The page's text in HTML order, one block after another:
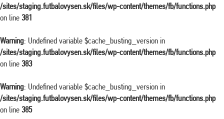
/sites/staging.futbalovysen.sk/files/wp-content/themes/fb/functions.php
on line 381
Warning: Undefined variable $cache_busting_version in
/sites/staging.futbalovysen.sk/files/wp-content/themes/fb/functions.php
on line 383
Warning: Undefined variable $cache_busting_version in
/sites/staging.futbalovysen.sk/files/wp-content/themes/fb/functions.php
on line 385